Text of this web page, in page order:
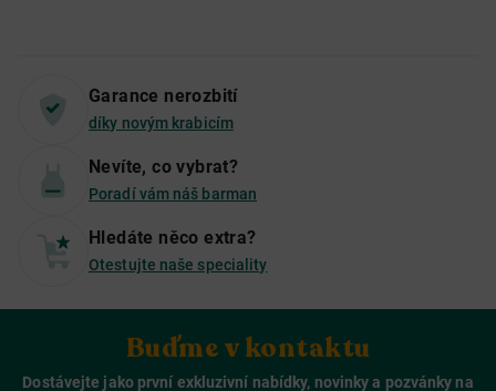
Garance nerozbití
díky novým krabicím
Nevíte, co vybrat?
Poradí vám náš barman
Hledáte něco extra?
Otestujte naše speciality
Buďme v kontaktu
Dostávejte jako první exkluzivní nabídky, novinky a pozvánky na